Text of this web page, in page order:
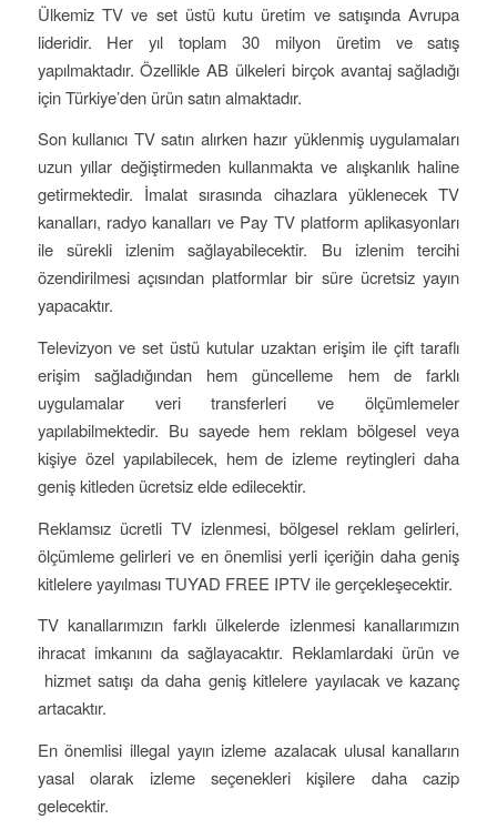
Ülkemiz TV ve set üstü kutu üretim ve satışında Avrupa
lideridir. Her yıl toplam 30 milyon üretim ve satış
yapılmaktadır. Özellikle AB ülkeleri birçok avantaj sağladığı
için Türkiye’den ürün satın almaktadır.
Son kullanıcı TV satın alırken hazır yüklenmiş uygulamaları
uzun yıllar değiştirmeden kullanmakta ve alışkanlık haline
getirmektedir. İmalat sırasında cihazlara yüklenecek TV
kanalları, radyo kanalları ve Pay TV platform aplikasyonları
ile sürekli izlenim sağlayabilecektir. Bu izlenim tercihi
özendirilmesi açısından platformlar bir süre ücretsiz yayın
yapacaktır.
Televizyon ve set üstü kutular uzaktan erişim ile çift taraflı
erişim sağladığından hem güncelleme hem de farklı
uygulamalar veri transferleri ve ölçümlemeler
yapılabilmektedir. Bu sayede hem reklam bölgesel veya
kişiye özel yapılabilecek, hem de izleme reytingleri daha
geniş kitleden ücretsiz elde edilecektir.
Reklamsız ücretli TV izlenmesi, bölgesel reklam gelirleri,
ölçümleme gelirleri ve en önemlisi yerli içeriğin daha geniş
kitlelere yayılması TUYAD FREE IPTV ile gerçekleşecektir.
TV kanallarımızın farklı ülkelerde izlenmesi kanallarımızın
ihracat imkanını da sağlayacaktır. Reklamlardaki ürün ve
hizmet satışı da daha geniş kitlelere yayılacak ve kazanç
artacaktır.
En önemlisi illegal yayın izleme azalacak ulusal kanalların
yasal olarak izleme seçenekleri kişilere daha cazip
gelecektir.